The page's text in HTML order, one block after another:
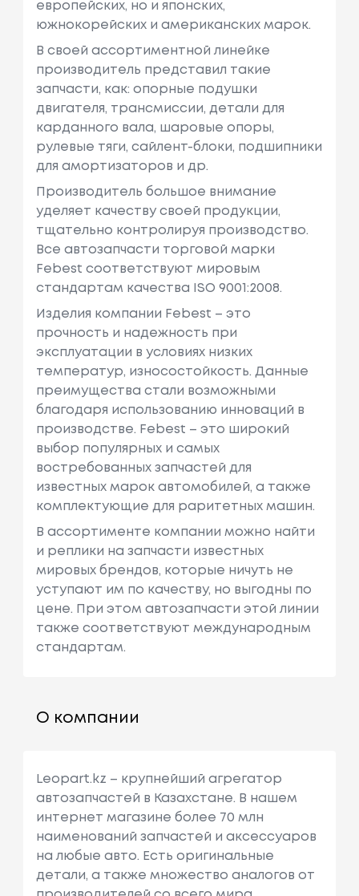
европейских, но и японских,
южнокорейских и американских марок.
В своей ассортиментной линейке
производитель представил такие
запчасти, как: опорные подушки
двигателя, трансмиссии, детали для
карданного вала, шаровые опоры,
рулевые тяги, сайлент-блоки, подшипники
для амортизаторов и др.
Производитель большое внимание
уделяет качеству своей продукции,
тщательно контролируя производство.
Все автозапчасти торговой марки
Febest соответствуют мировым
стандартам качества ISO 9001:2008.
Изделия компании Febest – это
прочность и надежность при
эксплуатации в условиях низких
температур, износостойкость. Данные
преимущества стали возможными
благодаря использованию инноваций в
производстве. Febest – это широкий
выбор популярных и самых
востребованных запчастей для
известных марок автомобилей, а также
комплектующие для раритетных машин.
В ассортименте компании можно найти
и реплики на запчасти известных
мировых брендов, которые ничуть не
уступают им по качеству, но выгодны по
цене. При этом автозапчасти этой линии
также соответствуют международным
стандартам.
О компании
Leopart.kz – крупнейший агрегатор
автозапчастей в Казахстане. В нашем
интернет магазине более 70 млн
наименований запчастей и аксессуаров
на любые авто. Есть оригинальные
детали, а также множество аналогов от